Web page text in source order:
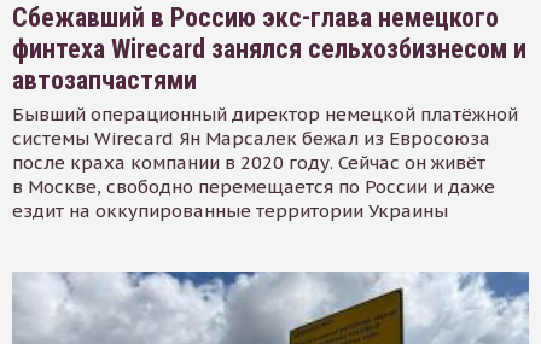
Сбежавший в Россию экс-глава немецкого
финтеха Wirecard занялся сельхозбизнесом и
автозапчастями
Бывший операционный директор немецкой платёжной
системы Wirecard Ян Марсалек бежал из Евросоюза
после краха компании в 2020 году. Сейчас он живёт
в Москве, свободно перемещается по России и даже
ездит на оккупированные территории Украины